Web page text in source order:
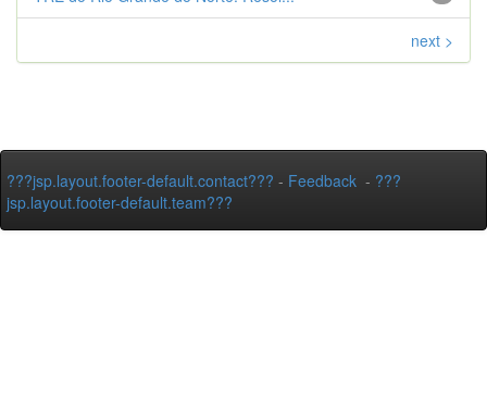
next >
???jsp.layout.footer-default.contact??? - Feedback - ???
jsp.layout.footer-default.team???